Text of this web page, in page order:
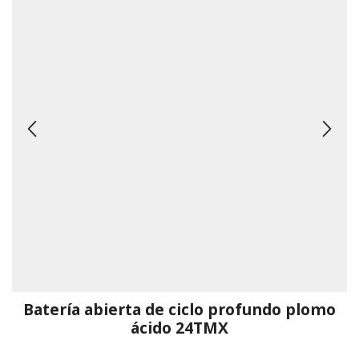
Batería abierta de ciclo profundo plomo
ácido 24TMX